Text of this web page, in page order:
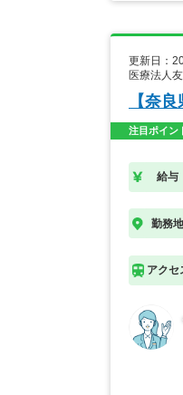
更新日：
医療法人
【奈
注目ポイン
給与
勤務地
アクセ